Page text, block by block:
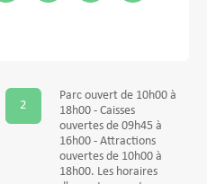
Parc ouvert de 10h00 à
18h00 - Caisses
ouvertes de 09h45 à
16h00 - Attractions
ouvertes de 10h00 à
18h00. Les horaires